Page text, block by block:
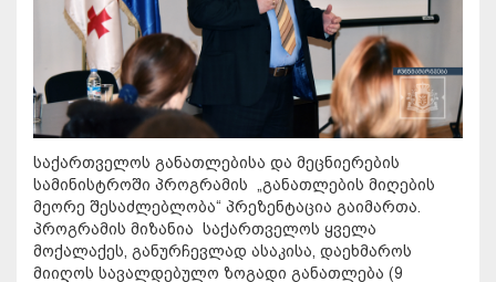
საქართველოს განათლებისა და მეცნიერების
სამინისტროში პროგრამის „განათლების მიღების
მეორე შესაძლებლობა“ პრეზენტაცია გაიმართა.
პროგრამის მიზანია საქართველოს ყველა
მოქალაქეს, განურჩევლად ასაკისა, დაეხმაროს
მიიღოს სავალდებულო ზოგადი განათლება (9